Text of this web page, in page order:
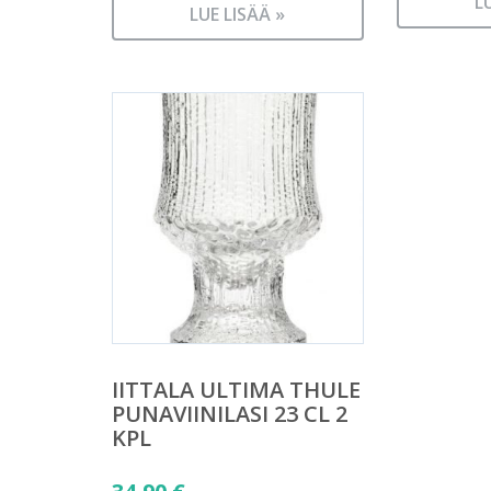
LUE LISÄÄ »
IITTALA ULTIMA THULE
PUNAVIINILASI 23 CL 2
KPL